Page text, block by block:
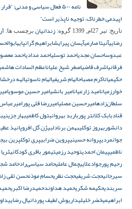
نامه ۵۰۰ فعال سیاسی و مدنی:
اپیدمی خطرناک، توجیه ناپذیر است”
تاریخ: تیر 27ام, 1399 گروه: زندانیان برچسب ها:
رضاییآنیتا صارمیآیسان پیرایشابراهیم گرانپایه
عبدوساحسان مجدیاحمد توسلیاحمد مدادیاحمد
فرقانیاشرف قاضیاصغر شیخ علیاناعظم السادات
حکیمیاناکرم مصباحالهام شریفیالهام ناسوتیالهه
خوارزمیانامید زارعیانامیر بانشیامیر حسین موسوی
سلطان‌زادهامیرحسین مصلیامیررضا قلی پور
قنادبابک کلانتر پورباربد بهروانبتول کاظمیبهار جزینی
دانشوربهروز توکلیبهمن برنادلبیژن گل افروپانیذ
جوانمردیپروانه حسینیپروین ضرابیپری توکلپرین
ناظمیپیمان احمدیتوحید رزمیتیمور باقری کودکانی
رحیم پورجوادعلاییچمال عاملیحامد سیاسی‌رادحامد
سیرجانیحجت شریفیحجت نظریحسام موذنحسن تقی
سربندیحکیمه شکریحمید هداوندحمیدرضا اکبری
ابراهیمیخضر خلیلیداریوش لطیف پوردانیال رضایی